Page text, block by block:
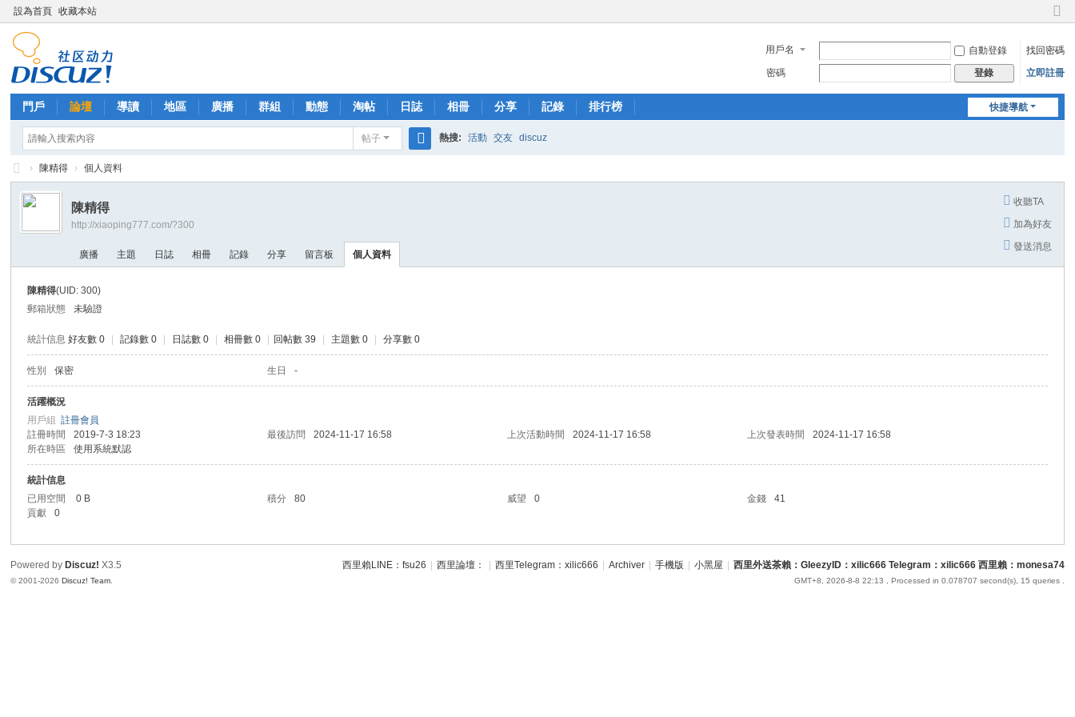
設為首頁 收藏本站
切
到
窄
用戶名 自動登錄
找回密碼
密碼
登錄 立即註冊
快捷導航
門戶 論壇 導讀 地區 廣播 群組 動態 淘帖 日誌 相冊 分享 記錄 排行榜
帖子
索
熱搜: 活動 交友 discuz
西
外
› 陳精得 › 個人資料
收聽TA
加為好友
發送消息
陳精得
http://xiaoping777.com/?300
廣播 主題 日誌 相冊 記錄 分享 留言板 個人資料
陳精得(UID: 300)
郵箱狀態
未驗證
統計信息 好友數 0 記錄數 0 日誌數 0 相冊數 0 回帖數 39 主題數 0 分享數 0
性別 保密 生日 -
活躍概況
用戶組註冊會員
註冊時間
2019-7-3 18:23 最後訪問 2024-11-17 16:58 上次活動時間 2024-11-17 16:58 上次發表時間
2024-11-17 16:58
所在時區
使用系統默認
統計信息
已用空間
0 B 積分 80 威望 0 金錢
41
貢獻
0
西里賴LINE：fsu26 西里論壇： 西里Telegram：xilic666 Archiver 手機版 小黑屋 西里外送茶賴：GleezyID：xilic666 Telegram：xilic666 西里賴：monesa74
GMT+8, 2026-8-8 22:13 , Processed in 0.078707 second(s), 15 queries .
Powered by Discuz! X3.5
© 2001-2026Discuz! Team